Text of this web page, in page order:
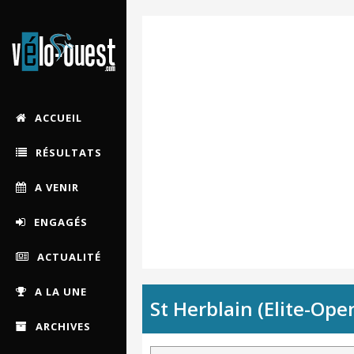
ACCUEIL
RÉSULTATS
A VENIR
ENGAGÉS
ACTUALITÉ
A LA UNE
ARCHIVES
St Herblain (Elite-